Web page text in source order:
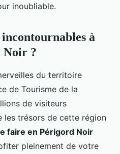
inoubliable.
incontournables à
Noir ?
du territoire
de Tourisme de la
de visiteurs
les trésors de cette région
faire en Périgord Noir
pleinement de votre